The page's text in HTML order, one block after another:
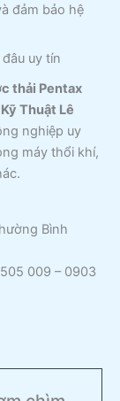
đảm bảo hệ
uy tín
thải Pentax
Thuật Lê
nghiệp uy
máy thổi khí,
Bình
009 – 0903